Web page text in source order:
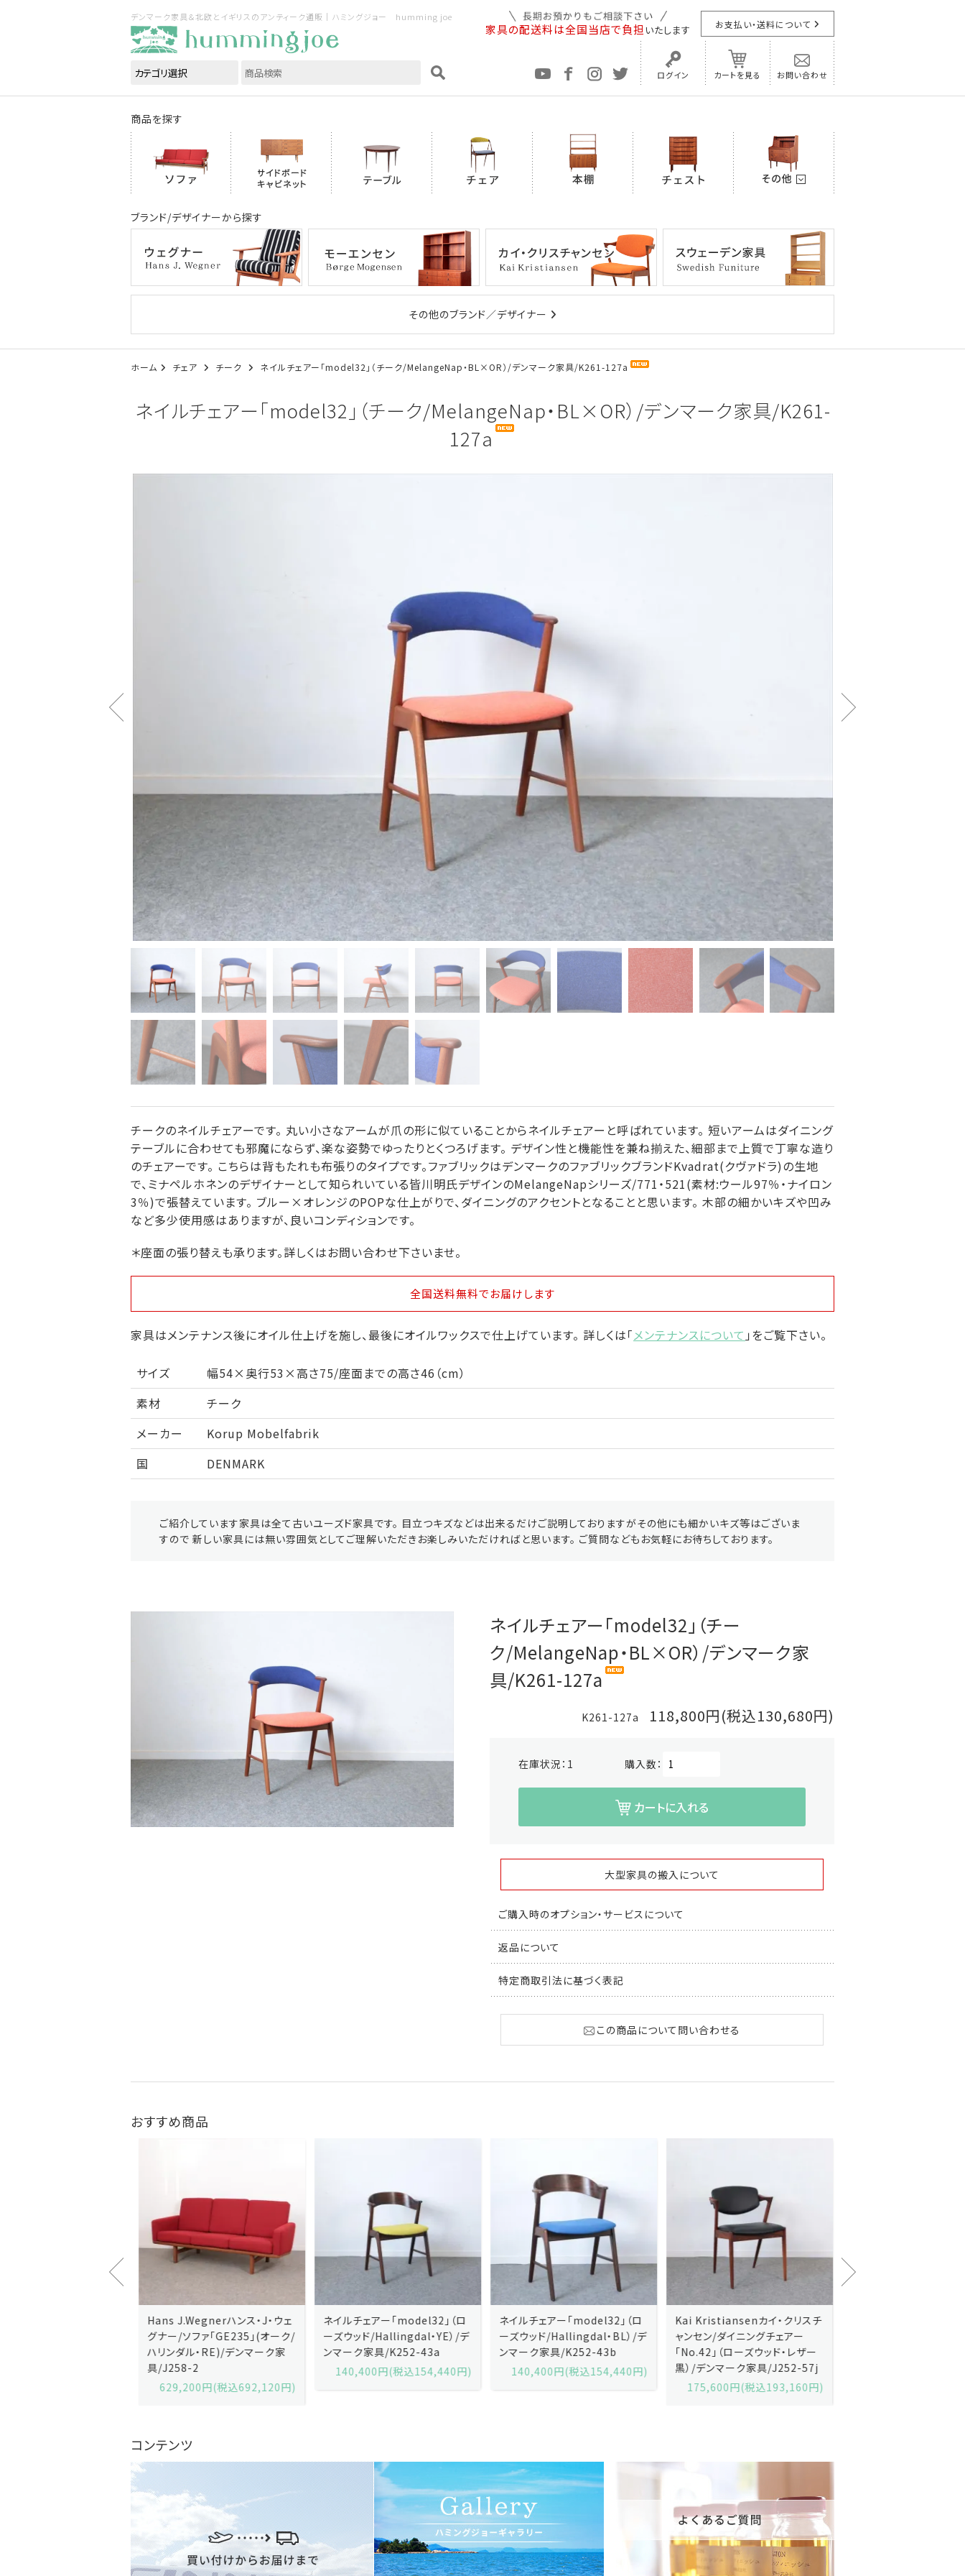
デンマーク家具＆北欧とイギリスのアンティーク通販｜ハミングジョー humming joe
家具の配送料は全国当店で負担 いたします お支払い・送料について
ログイン カートを見る お問い合わせ
商品を探す
ブランド/デザイナーから探す
その他のブランド／デザイナー
ホーム チェア チーク ネイルチェアー「model32」（チーク/MelangeNap・BL×OR）/デンマーク家具/K261-127a
ネイルチェアー「model32」（チーク/MelangeNap・BL×OR）/デンマーク家具/K261-
127a
チークのネイルチェアーです。 丸い小さなアームが爪の形に似ていることからネイルチェアーと呼ばれています。 短いアームはダイニング
テーブルに合わせても邪魔にならず、楽な姿勢でゆったりとくつろげます。 デザイン性と機能性を兼ね揃えた、細部まで上質で丁寧な造り
のチェアーです。 こちらは背もたれも布張りのタイプです。ファブリックはデンマークのファブリックブランドKvadrat(クヴァドラ)の生地
で、ミナペルホネンのデザイナーとして知られいている皆川明氏デザインのMelangeNapシリーズ/771・521(素材:ウール97％・ナイロン
3％)で張替えています。 ブルー×オレンジのPOPな仕上がりで、ダイニングのアクセントとなることと思います。 木部の細かいキズや凹み
など多少使用感はありますが、良いコンディションです。
＊座面の張り替えも承ります。詳しくはお問い合わせ下さいませ。
全国送料無料でお届けします
家具はメンテナンス後にオイル仕上げを施し、最後にオイルワックスで仕上げています。 詳しくは「メンテナンスについて 」をご覧下さい。
サイズ
幅54×奥行53×高さ75/座面までの高さ46（cm）
素材
チーク
メーカー
Korup Mobelfabrik
国
DENMARK
ご紹介しています家具は全て古いユーズド家具です。 目立つキズなどは出来るだけご説明しておりますがその他にも細かいキズ等はございま
すので 新しい家具には無い雰囲気としてご理解いただきお楽しみいただければと思います。 ご質問などもお気軽にお待ちしております。
ネイルチェアー「model32」（チー
ク/MelangeNap・BL×OR）/デンマーク家
具/K261-127a
K261-127a 118,800円(税込130,680円)
在庫状況： 1 購入数：
カートに入れる
大型家具の搬入について
ご購入時のオプション・サービスについて
返品について
特定商取引法に基づく表記
この商品について問い合わせる
おすすめ商品
Hans J.Wegnerハンス・J・ウェ
グナー/ソファ「GE235」(オーク/
ハリンダル・RE)/デンマーク家
具/J258-2
629,200円(税込692,120円)
ネイルチェアー「model32」（ロ
ーズウッド/Hallingdal・YE）/デ
ンマーク家具/K252-43a
140,400円(税込154,440円)
ネイルチェアー「model32」（ロ
ーズウッド/Hallingdal・BL）/デ
ンマーク家具/K252-43b
140,400円(税込154,440円)
Kai Kristiansenカイ・クリスチ
ャンセン/ダイニングチェアー
「No.42」（ローズウッド・レザー
黒）/デンマーク家具/J252-57j
175,600円(税込193,160円)
コンテンツ